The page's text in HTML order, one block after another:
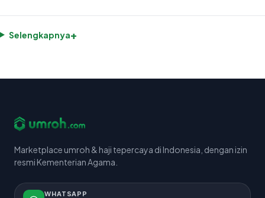
Selengkapnya+
Marketplace umroh & haji tepercaya di Indonesia, dengan izin
resmi Kementerian Agama.
WHATSAPP